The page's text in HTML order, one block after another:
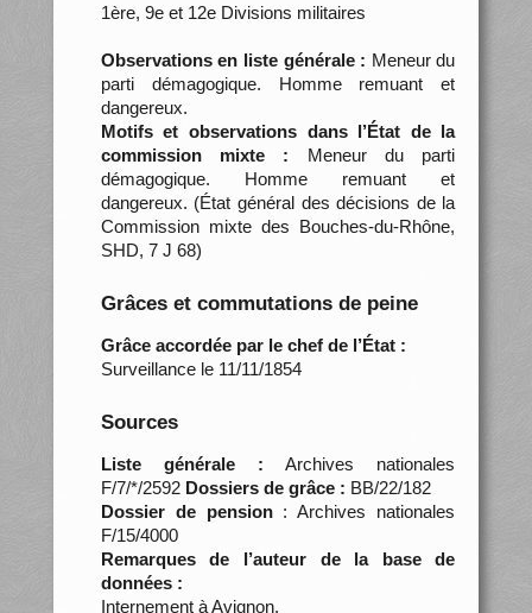
1ère, 9e et 12e Divisions militaires
Observations en liste générale : Meneur du
parti démagogique. Homme remuant et
dangereux.
Motifs et observations dans l’État de la
commission mixte : Meneur du parti
démagogique. Homme remuant et
dangereux. (État général des décisions de la
Commission mixte des Bouches-du-Rhône,
SHD, 7 J 68)
Grâces et commutations de peine
Grâce accordée par le chef de l’État :
Surveillance le 11/11/1854
Sources
Liste générale : Archives nationales
F/7/*/2592 Dossiers de grâce : BB/22/182
Dossier de pension: Archives nationales
F/15/4000
Remarques de l’auteur de la base de
données :
Internement à Avignon.